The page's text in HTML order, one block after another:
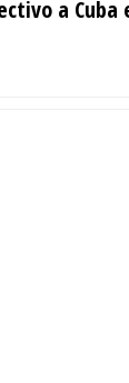
a Cuba